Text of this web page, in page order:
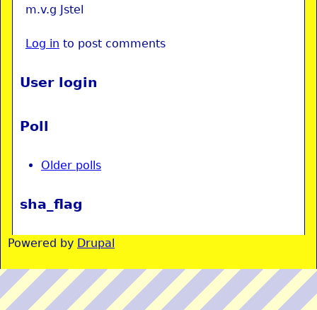
m.v.g Jstel
Log in to post comments
User login
Poll
Older polls
sha_flag
Powered by Drupal